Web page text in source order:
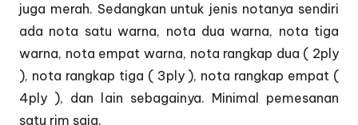
juga merah. Sedangkan untuk jenis notanya sendiri
ada nota satu warna, nota dua warna, nota tiga
warna, nota empat warna, nota rangkap dua ( 2ply
), nota rangkap tiga ( 3ply ), nota rangkap empat (
4ply ), dan lain sebagainya. Minimal pemesanan
satu rim saja.